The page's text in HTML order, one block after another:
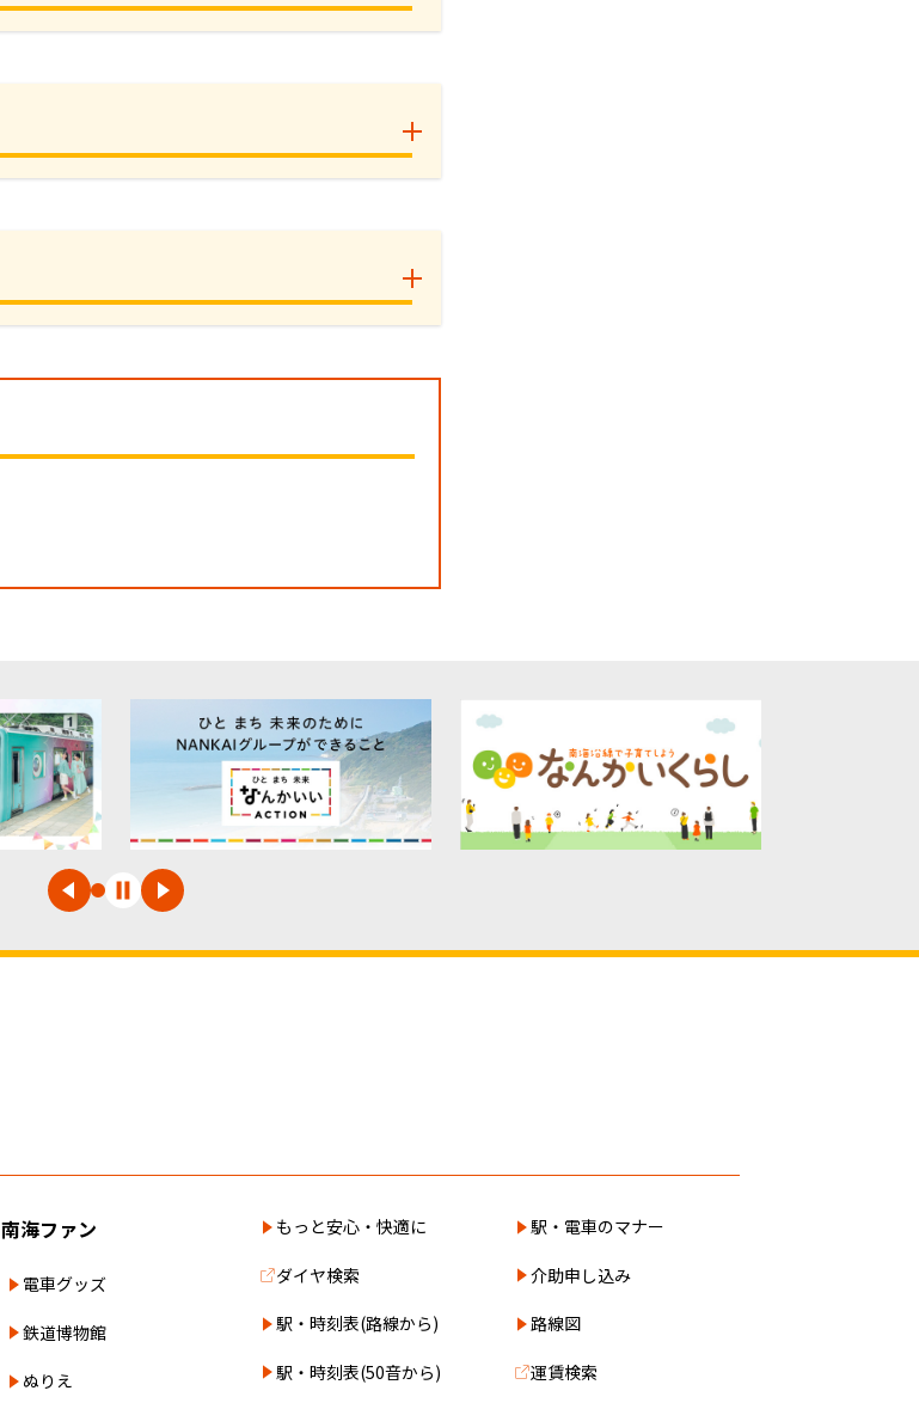
南海ファン
電車グッズ
鉄道博物館
ぬりえ
もっと安心・快適に
ダイヤ検索
駅・時刻表(路線から)
駅・時刻表(50音から)
駅・電車のマナー
介助申し込み
路線図
運賃検索